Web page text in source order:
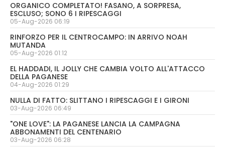
ORGANICO COMPLETATO! FASANO, A SORPRESA,
ESCLUSO; SONO 6 I RIPESCAGGI
05-Aug-2026 06:19
RINFORZO PER IL CENTROCAMPO: IN ARRIVO NOAH
MUTANDA
05-Aug-2026 01:12
EL HADDADI, IL JOLLY CHE CAMBIA VOLTO ALL'ATTACCO
DELLA PAGANESE
04-Aug-2026 01:29
NULLA DI FATTO: SLITTANO I RIPESCAGGI E I GIRONI
03-Aug-2026 06:49
"ONE LOVE": LA PAGANESE LANCIA LA CAMPAGNA
ABBONAMENTI DEL CENTENARIO
03-Aug-2026 06:28